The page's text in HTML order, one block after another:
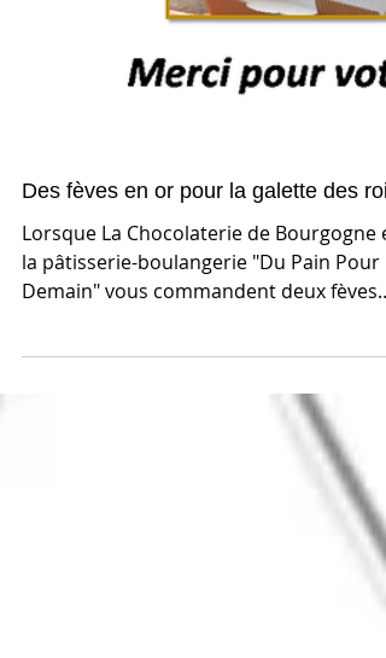
Des fèves en or pour la galette des rois
Lorsque La Chocolaterie de Bourgogne et
Demain" vous commandent deux fèves